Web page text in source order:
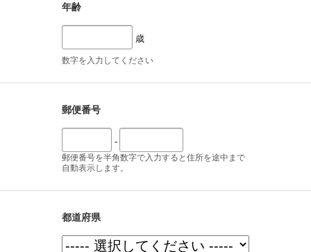
年齢
歳
数字を入力してください
郵便番号
-
郵便番号を半角数字で入力すると住所を途中まで
自動表示します。
都道府県